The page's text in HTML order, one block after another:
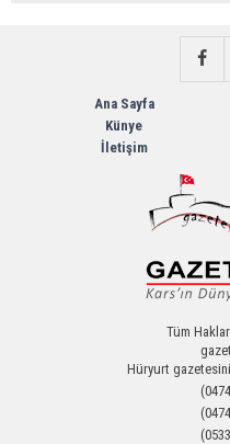
Ana Sayfa
Künye
İletişim
Tüm
Hüryurt